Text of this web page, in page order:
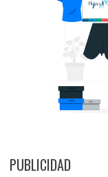
PUBLICIDAD